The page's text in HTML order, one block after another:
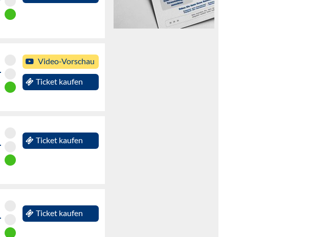
Video-Vorschau
Ticket kaufen
Ticket kaufen
Ticket kaufen